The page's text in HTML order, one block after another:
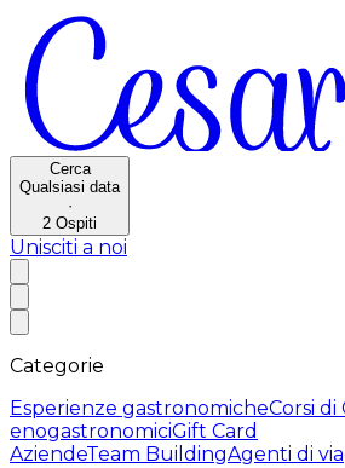
Cerca
Qualsiasi data
·
2 Ospiti
Unisciti a noi
Categorie
Esperienze gastronomicheCorsi di
enogastronomiciGift Card
AziendeTeam BuildingAgenti di